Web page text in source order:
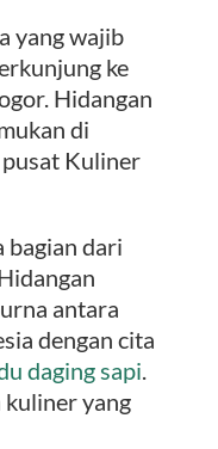
yang wajib
ke
Hidangan
di
Kuliner
bagian dari
antara
dengan cita
daging sapi.
kuliner yang